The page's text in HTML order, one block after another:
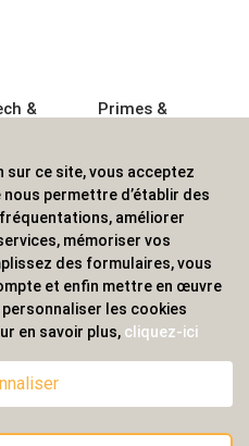
&
Primes &
Boisson
Textile &
Casquette
Accessoires de
bureau
pour les
nationale, une
sur ce site, vous acceptez
permettre d’établir des
améliorer
mémoriser vos
des formulaires, vous
et enfin mettre en œuvre
les cookies
en savoir plus, cliquez-ici